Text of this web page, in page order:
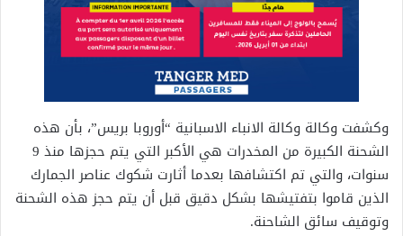
وكشفت وكالة وكالة الانباء الاسبانية “أوروبا بريس”، بأن هذه
الشحنة الكبيرة من المخدرات هي الأكبر التي يتم حجزها منذ 9
سنوات، والتي تم اكتشافها بعدما أثارت شكوك عناصر الجمارك
الذين قاموا بتفتيشها بشكل دقيق قبل أن يتم حجز هذه الشحنة
وتوقيف سائق الشاحنة.